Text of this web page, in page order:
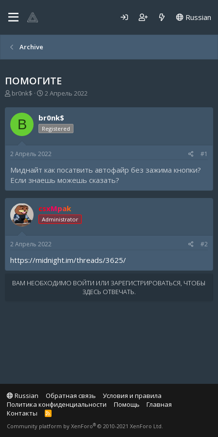
Russian
Archive
ПОМОГИТЕ
А
т
о
р
т
м
br0nk$
Д
т
а
н
а
а
2 Апрель 2022
B br0nk$
Registered
2 Апрель 2022 #1
Миднайт как посатвить автофайр без зажима кнопки?
Если знаешь можешь сказать?
csxMpak
Administrator
2 Апрель 2022 #2
https://midnight.im/threads/3625/
ВАМ НЕОБХОДИМО ВОЙТИ ИЛИ ЗАРЕГИСТРИРОВАТЬСЯ, ЧТОБЫ
ЗДЕСЬ ОТВЕЧАТЬ.
Russian Обратная связь
Условия и правила
Политика конфиденциальности
Помощь
Главная
Контакты
R
S
Community platform by XenForo® © 2010-2021 XenForo Ltd.